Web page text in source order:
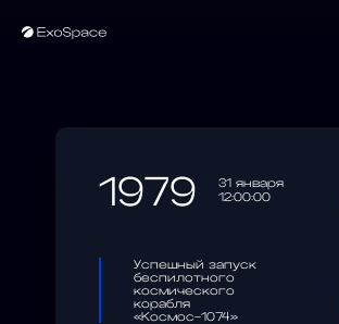
1979
31 января
12:00:00
Успешный запуск
беспилотного
космического
корабля
«Космос-1074»